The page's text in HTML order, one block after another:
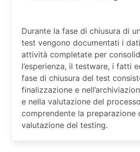
Durante la fase di chiusura di
test vengono documentati i
attività completate per
l’esperienza, il testware, i fatti
fase di chiusura del test
finalizzazione e
e nella valutazione del
comprendente la preparazione
valutazione del testing.